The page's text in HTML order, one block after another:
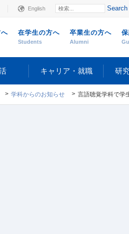
English Search
在学生の方へ
Students
卒業生の方へ
Alumni
キャリア・就職 研
学科からのお知らせ 言語聴覚学科で学生主